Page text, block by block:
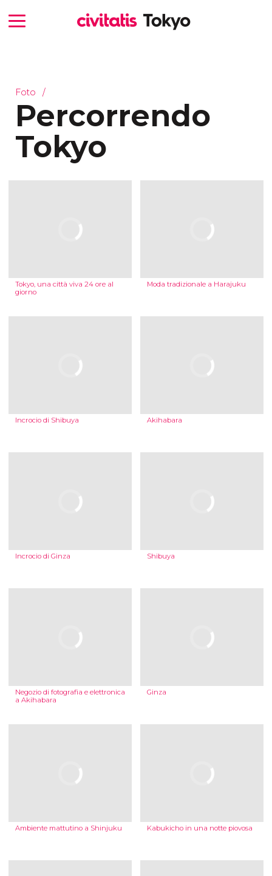
Foto
Percorrendo
Tokyo
Tokyo, una città viva 24 ore al
giorno
Moda tradizionale a Harajuku
Incrocio di Shibuya Akihabara
Incrocio di Ginza Shibuya
Negozio di fotografia e elettronica
a Akihabara
Ginza
Ambiente mattutino a Shinjuku Kabukicho in una notte piovosa